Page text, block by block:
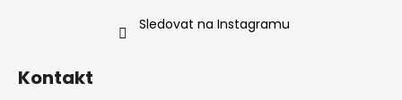
Sledovat na Instagramu
Kontakt